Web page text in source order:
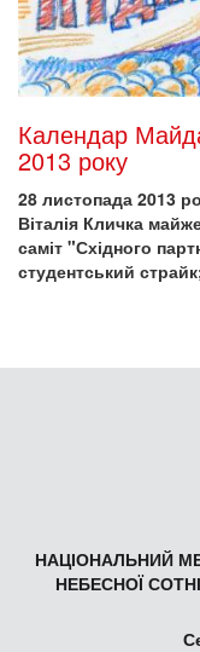
Календар
2013 року
28 листопада 2013
Віталія Кличка
саміт "Східного
студентський
НАЦІОНАЛЬНИЙ
НЕБЕСНОЇ